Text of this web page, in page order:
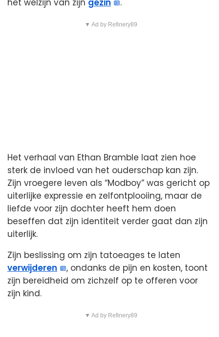
het welzijn van zijn gezin .
▼ Ad by Refinery89
Het verhaal van Ethan Bramble laat zien hoe
sterk de invloed van het ouderschap kan zijn.
Zijn vroegere leven als “Modboy” was gericht op
uiterlijke expressie en zelfontplooiing, maar de
liefde voor zijn dochter heeft hem doen
beseffen dat zijn identiteit verder gaat dan zijn
uiterlijk.
Zijn beslissing om zijn tatoeages te laten
verwijderen
, ondanks de pijn en kosten, toont
zijn bereidheid om zichzelf op te offeren voor
zijn kind.
▼ Ad by Refinery89